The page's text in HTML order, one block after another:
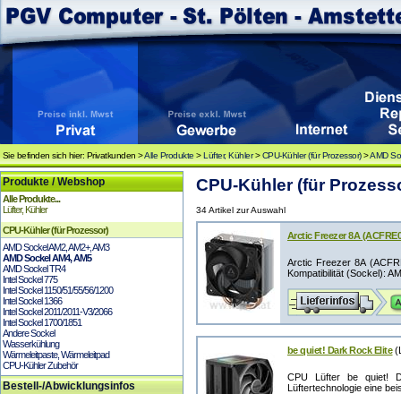
Sie befinden sich hier: Privatkunden >Alle Produkte >Lüfter, Kühler>CPU-Kühler (für Prozessor)>AMD
Produkte / Webshop
Alle Produkte...
Lüfter, Kühler
CPU-Kühler (für Prozessor)
AMD Sockel AM2, AM2+, AM3
AMD Sockel AM4, AM5
AMD Sockel TR4
Intel Sockel 775
Intel Sockel 1150/51/55/56/1200
Intel Sockel 1366
Intel Sockel 2011/2011-V3/2066
Intel Sockel 1700/1851
Andere Sockel
Wasserkühlung
Wärmeleitpaste, Wärmeleitpad
CPU-Kühler Zubehör
Bestell-/Abwicklungsinfos
CPU-Kühler (für
34 Artikel zur Auswahl
Arctic Freezer 8A
Arctic Freezer 8A
Kompatibilität (Sockel):
be quiet! Dark Rock Elite
CPU Lüfter be quiet!
Lüftertechnologie eine